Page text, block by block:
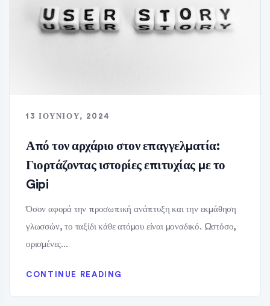
13 ΙΟΥΝΊΟΥ, 2024
Από τον αρχάριο στον επαγγελματία:
Γιορτάζοντας ιστορίες επιτυχίας με το
Gipi
Όσον αφορά την προσωπική ανάπτυξη και την εκμάθηση
γλωσσών, το ταξίδι κάθε ατόμου είναι μοναδικό. Ωστόσο,
ορισμένες...
CONTINUE READING